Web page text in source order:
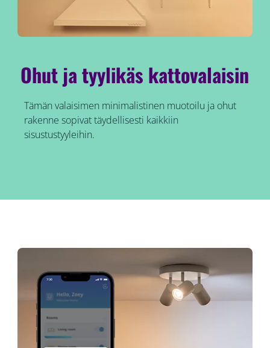
Ohut ja tyylikäs kattovalaisin
Tämän valaisimen minimalistinen muotoilu ja ohut
rakenne sopivat täydellisesti kaikkiin
sisustustyyleihin.